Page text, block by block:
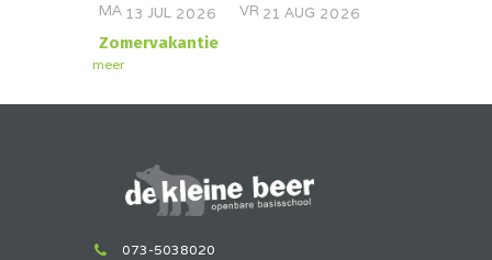
MA 13 JUL 2026 VR 21 AUG 2026
Zomervakantie
meer
073-5038020